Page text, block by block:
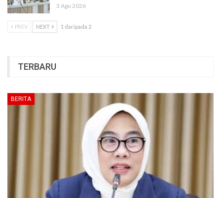
3 Agu 2026
PREV NEXT 1 daripada 2
TERBARU
BERITA